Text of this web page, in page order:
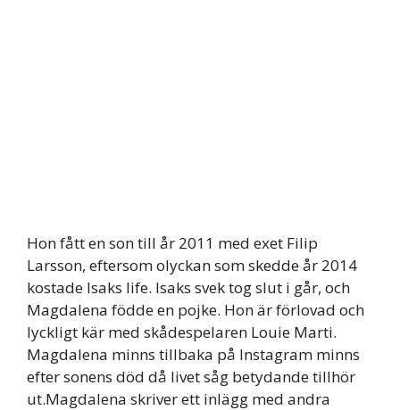
Hon fått en son till år 2011 med exet Filip
Larsson, eftersom olyckan som skedde år 2014
kostade Isaks life. Isaks svek tog slut i går, och
Magdalena födde en pojke. Hon är förlovad och
lyckligt kär med skådespelaren Louie Marti.
Magdalena minns tillbaka på Instagram minns
efter sonens död då livet såg betydande tillhör
ut.Magdalena skriver ett inlägg med andra